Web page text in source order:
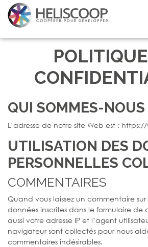
QUI SOMMES-NOUS
L’adresse de notre site Web est :
UTILISATION DES
PERSONNELLES
COMMENTAIRES
Quand vous laissez un commentaire
données inscrites dans le formulaire de
aussi votre adresse IP et l’agent
navigateur sont collectés pour nous
commentaires indésirables.